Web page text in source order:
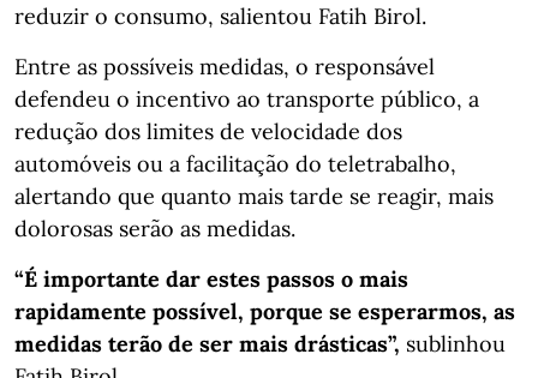
reduzir o consumo, salientou Fatih Birol.
Entre as possíveis medidas, o responsável
defendeu o incentivo ao transporte público, a
redução dos limites de velocidade dos
automóveis ou a facilitação do teletrabalho,
alertando que quanto mais tarde se reagir, mais
dolorosas serão as medidas.
“É importante dar estes passos o mais
rapidamente possível, porque se esperarmos, as
medidas terão de ser mais drásticas”, sublinhou